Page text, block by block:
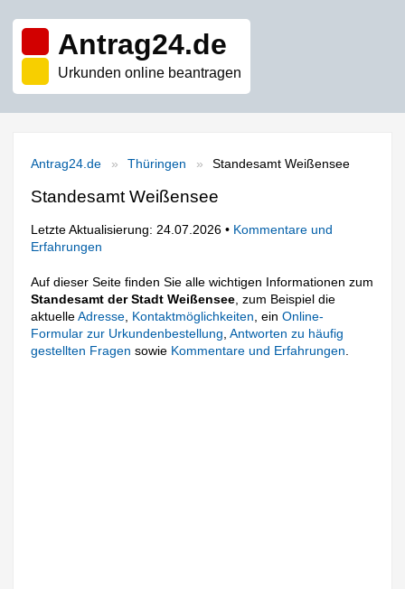
Antrag24.de
Urkunden online beantragen
Antrag24.de Thüringen Standesamt Weißensee
Standesamt Weißensee
Letzte Aktualisierung: 24.07.2026 • Kommentare und
Erfahrungen
Auf dieser Seite finden Sie alle wichtigen Informationen zum
Standesamt der Stadt Weißensee , zum Beispiel die
aktuelleAdresse Kontaktmöglichkeiten , einOnline-
Formular zur Urkundenbestellung ,Antworten zu häufig
gestellten Fragen sowie Kommentare und Erfahrungen